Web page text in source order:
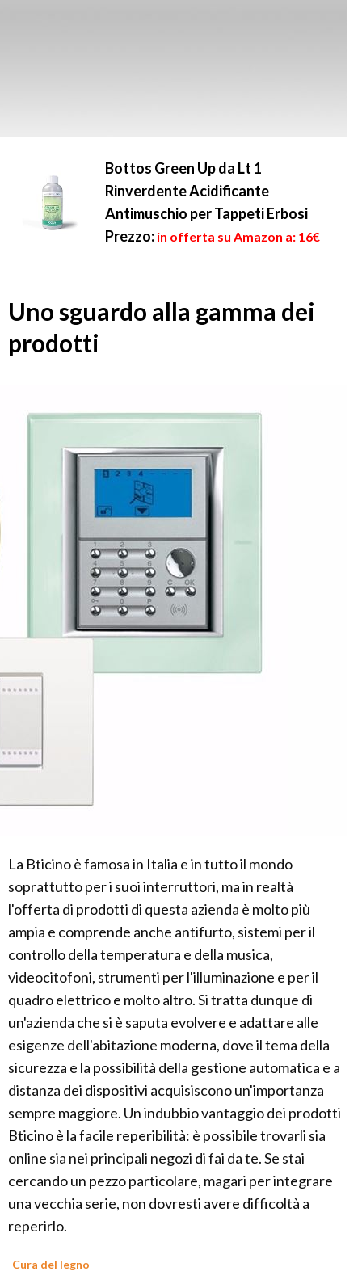
Bottos Green Up da Lt 1
Rinverdente Acidificante
Antimuschio per Tappeti Erbosi
Prezzo: in offerta su Amazon a: 16€
Uno sguardo alla gamma dei
prodotti
La Bticino è famosa in Italia e in tutto il mondo
soprattutto per i suoi interruttori, ma in realtà
l'offerta di prodotti di questa azienda è molto più
ampia e comprende anche antifurto, sistemi per il
controllo della temperatura e della musica,
videocitofoni, strumenti per l'illuminazione e per il
quadro elettrico e molto altro. Si tratta dunque di
un'azienda che si è saputa evolvere e adattare alle
esigenze dell'abitazione moderna, dove il tema della
sicurezza e la possibilità della gestione automatica e a
distanza dei dispositivi acquisiscono un'importanza
sempre maggiore. Un indubbio vantaggio dei prodotti
Bticino è la facile reperibilità: è possibile trovarli sia
online sia nei principali negozi di fai da te. Se stai
cercando un pezzo particolare, magari per integrare
una vecchia serie, non dovresti avere difficoltà a
reperirlo.
Cura del legno